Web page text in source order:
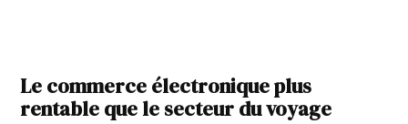
Le commerce électronique plus
rentable que le secteur du voyage